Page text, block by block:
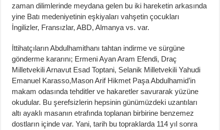
zaman dilimlerinde meydana gelen bu iki hareketin arkasında
yine Batı medeniyetinin eşkiyaları vahşetin çocukları
İngilizler, Fransızlar, ABD, Almanya vs. var.
İttihatçıların Abdulhamithanı tahtan indirme ve sürgüne
gönderme kararını; Ermeni Ayan Aram Efendi, Draç
Milletvekili Arnavut Esad Toptani, Selanik Milletvekili Yahudi
Emanuel Karasso,Mason Arif Hikmet Paşa Abdulhamid’in
makam odasında tehditler ve hakaretler savurarak yüzüne
okudular. Bu şerefsizlerin hepsinin günümüzdeki uzantıları
altı ayaklı masanın etrafında toplanan birbirine benzemez
dostların içinde var. Yani, tarih bu topraklarda 114 yıl sonra